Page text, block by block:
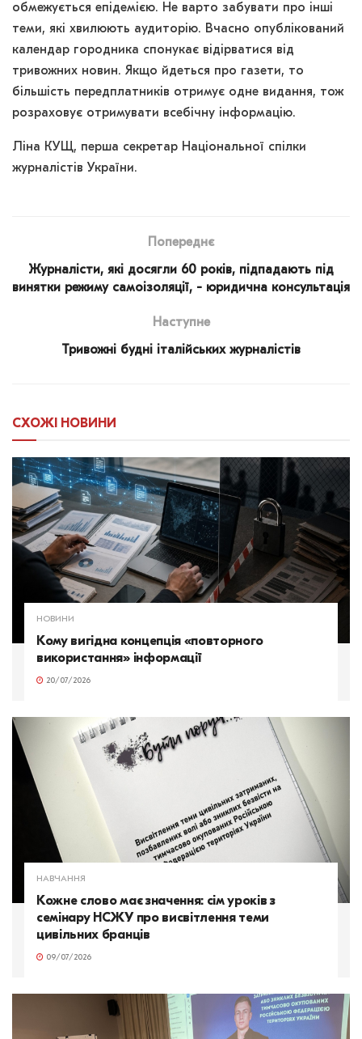
обмежується епідемією. Не варто забувати про інші
теми, які хвилюють аудиторію. Вчасно опублікований
календар городника спонукає відірватися від
тривожних новин. Якщо йдеться про газети, то
більшість передплатників отримує одне видання, тож
розраховує отримувати всебічну інформацію.
Ліна КУЩ, перша секретар Національної спілки
журналістів України.
Попереднє
Журналісти, які досягли 60 років, підпадають під
винятки режиму самоізоляції, - юридична консультація
Наступне
Тривожні будні італійських журналістів
СХОЖІ НОВИНИ
НОВИНИ
Кому вигідна концепція «повторного
використання» інформації
20/07/2026
НАВЧАННЯ
Кожне слово має значення: сім уроків з
семінару НСЖУ про висвітлення теми
цивільних бранців
09/07/2026